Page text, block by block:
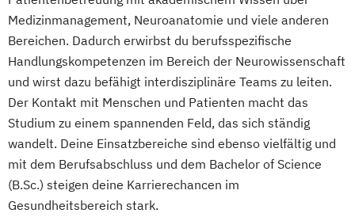
Veranstaltungsmanagement
BWL Interkulturelle Kompetenzen |
Versicherungen
BWL Interkulturelle Kompetenzen |
Wirtschaftsprüfung
BWL | Change Management
BWL | Digital Business Management
BWL | Finanzdienstleistungen
BWL | Fitness- & Bewegungsmanagement
BWL | Gastronomiemanagement
Studienzentrum Heidelberg
Studienzentrum Bonn
Studienzentrum Karlsruhe
Studienzentrum Tübingen
Studienzentrum Leverkusen
Medizinmanagement, Neuroanatomie und viele anderen
Bereichen. Dadurch erwirbst du berufsspezifische
Handlungskompetenzen im Bereich der Neurowissenschaft
und wirst dazu befähigt interdisziplinäre Teams zu leiten.
Der Kontakt mit Menschen und Patienten macht das
Studium zu einem spannenden Feld, das sich ständig
wandelt. Deine Einsatzbereiche sind ebenso vielfältig und
mit dem Berufsabschluss und dem Bachelor of Science
(B.Sc.) steigen deine Karrierechancen im
Gesundheitsbereich stark.